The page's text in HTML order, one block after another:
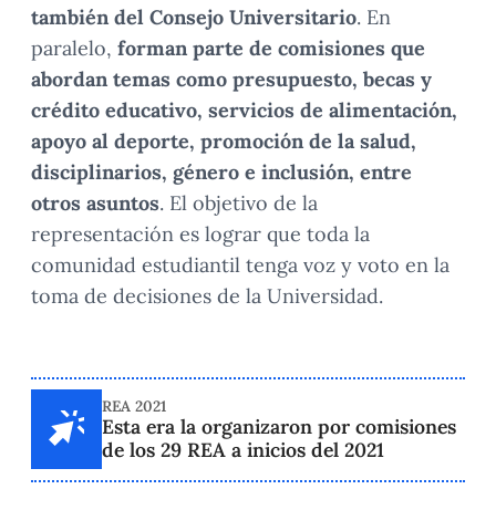
también del Consejo Universitario. En
paralelo, forman parte de comisiones que
abordan temas como presupuesto, becas y
crédito educativo, servicios de alimentación,
apoyo al deporte, promoción de la salud,
disciplinarios, género e inclusión, entre
otros asuntos. El objetivo de la
representación es lograr que toda la
comunidad estudiantil tenga voz y voto en la
toma de decisiones de la Universidad.
REA 2021
Esta era la organizaron por comisiones
de los 29 REA a inicios del 2021